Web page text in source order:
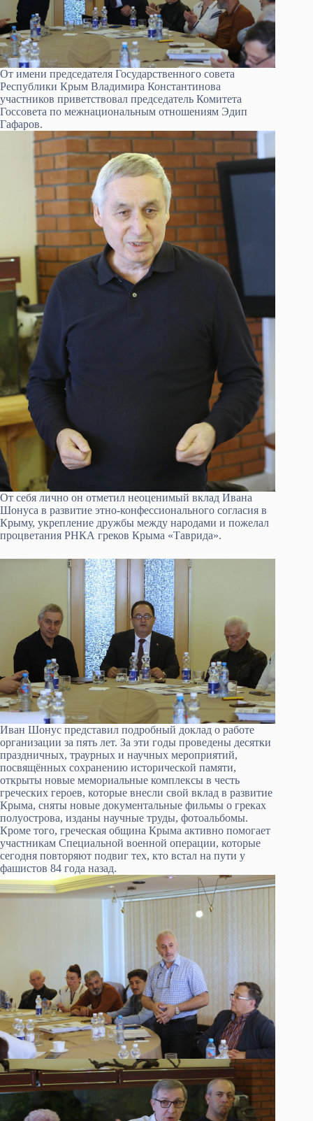
От имени председателя Государственного совета
Республики Крым Владимира Константинова
участников приветствовал председатель Комитета
Госсовета по межнациональным отношениям Эдип
Гафаров.
От себя лично он отметил неоценимый вклад Ивана
Шонуса в развитие этно-конфессионального согласия в
Крыму, укрепление дружбы между народами и пожелал
процветания РНКА греков Крыма «Таврида».
Иван Шонус представил подробный доклад о работе
организации за пять лет. За эти годы проведены десятки
праздничных, траурных и научных мероприятий,
посвящённых сохранению исторической памяти,
открыты новые мемориальные комплексы в честь
греческих героев, которые внесли свой вклад в развитие
Крыма, сняты новые документальные фильмы о греках
полуострова, изданы научные труды, фотоальбомы.
Кроме того, греческая община Крыма активно помогает
участникам Специальной военной операции, которые
сегодня повторяют подвиг тех, кто встал на пути у
фашистов 84 года назад.